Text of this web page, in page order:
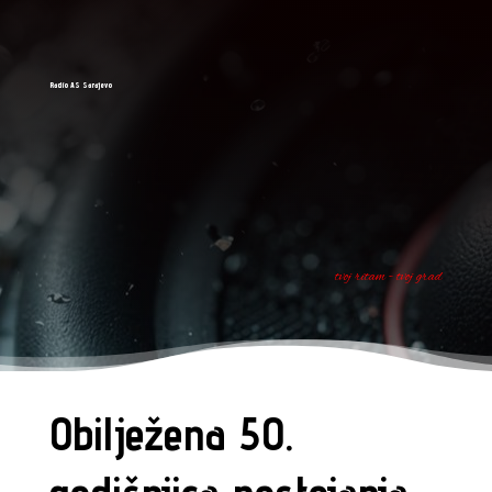
Radio AS Sarajevo
tvoj ritam - tvoj grad
Obilježena 50.